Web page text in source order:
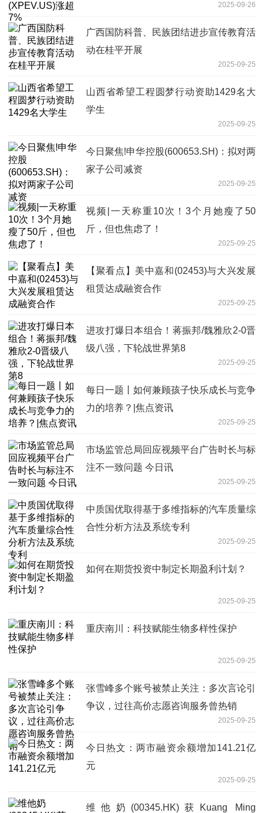
2025-09-26
广西国防科普、民族团结进步宣传教育活
动在桂平开展
2025-09-25
山西省希望工程圆梦行动资助1429名大
学生
2025-09-25
今日聚焦!申华控股(600653.SH)：拟对两
家子公司减资
2025-09-25
视频|一天称重10次！3个月她瘦了50
斤，但也焦虑了！
2025-09-25
【聚看点】美中嘉和(02453)与大兴发展
租赁达成融资合作
2025-09-25
进攻打爆日本组合！蒋振邦/魏雅欣2-0晋
级八强，下轮战世界第8
2025-09-25
每日一题丨如何兼顾孩子快乐成长与竞争
力的培养？|焦点资讯
2025-09-25
市场监管总局回应视频平台广告时长与标
注不一致问题 今日讯
2025-09-25
中质国优取得基于多维指标的汽车质量综
合性分析方法及系统专利
2025-09-25
如何在期货投资中制定长期盈利计划？
2025-09-25
重庆南川：科技赋能生物多样性保护
2025-09-25
张雪峰多个账号被禁止关注：多次言论引
争议，过往高价志愿咨询服务曾热销
2025-09-25
今日热文：两市融资余额增加141.21亿
元
2025-09-25
维他奶(00345.HK)获Kuang Ming